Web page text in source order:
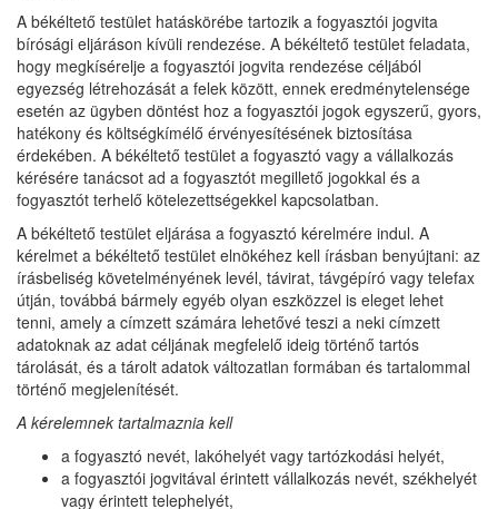
A békéltető testület hatáskörébe tartozik a fogyasztói jogvita
bírósági eljáráson kívüli rendezése. A békéltető testület feladata,
hogy megkísérelje a fogyasztói jogvita rendezése céljából
egyezség létrehozását a felek között, ennek eredménytelensége
esetén az ügyben döntést hoz a fogyasztói jogok egyszerű, gyors,
hatékony és költségkímélő érvényesítésének biztosítása
érdekében. A békéltető testület a fogyasztó vagy a vállalkozás
kérésére tanácsot ad a fogyasztót megillető jogokkal és a
fogyasztót terhelő kötelezettségekkel kapcsolatban.
A békéltető testület eljárása a fogyasztó kérelmére indul. A
kérelmet a békéltető testület elnökéhez kell írásban benyújtani: az
írásbeliség követelményének levél, távirat, távgépíró vagy telefax
útján, továbbá bármely egyéb olyan eszközzel is eleget lehet
tenni, amely a címzett számára lehetővé teszi a neki címzett
adatoknak az adat céljának megfelelő ideig történő tartós
tárolását, és a tárolt adatok változatlan formában és tartalommal
történő megjelenítését.
A kérelemnek tartalmaznia kell
a fogyasztó nevét, lakóhelyét vagy tartózkodási helyét,
a fogyasztói jogvitával érintett vállalkozás nevét, székhelyét
vagy érintett telephelyét,